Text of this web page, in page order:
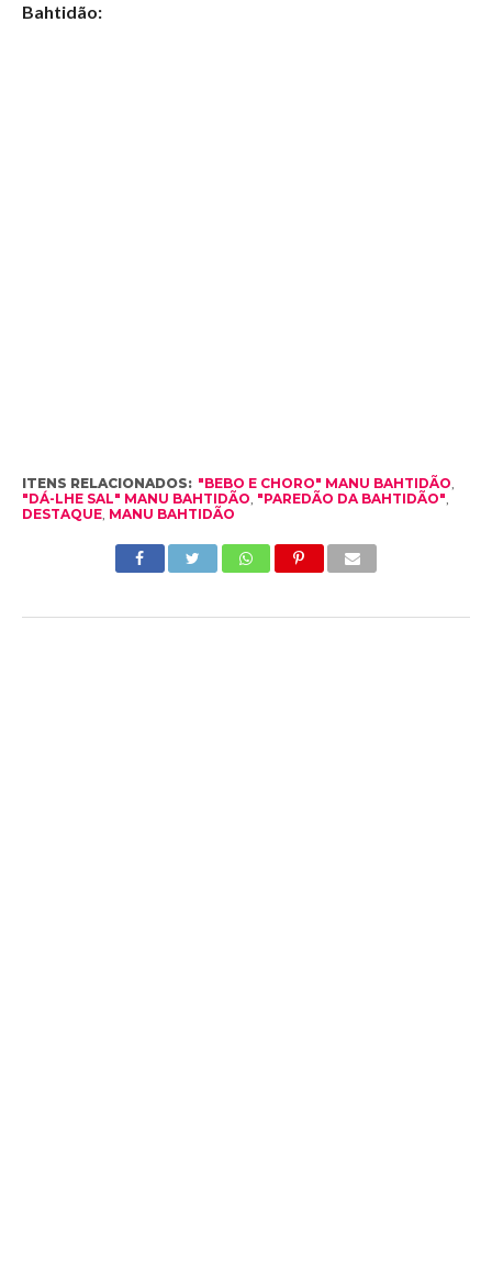
Bahtidão:
ITENS RELACIONADOS: "BEBO E CHORO" MANU BAHTIDÃO,
"DÁ-LHE SAL" MANU BAHTIDÃO, "PAREDÃO DA BAHTIDÃO",
DESTAQUE, MANU BAHTIDÃO